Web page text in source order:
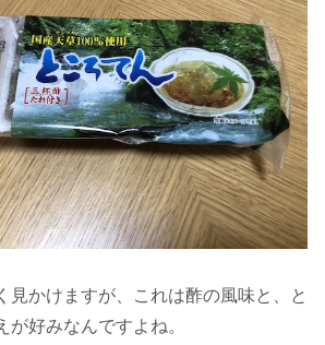
見かけますが、これは酢の風味と、と
が好みなんですよね。